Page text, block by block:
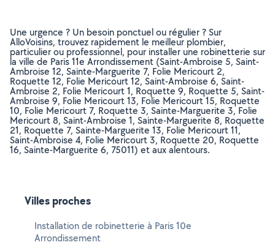
Une urgence ? Un besoin ponctuel ou régulier ? Sur
AlloVoisins, trouvez rapidement le meilleur plombier,
particulier ou professionnel, pour installer une robinetterie sur
la ville de Paris 11e Arrondissement (Saint-Ambroise 5, Saint-
Ambroise 12, Sainte-Marguerite 7, Folie Mericourt 2,
Roquette 12, Folie Mericourt 12, Saint-Ambroise 6, Saint-
Ambroise 2, Folie Mericourt 1, Roquette 9, Roquette 5, Saint-
Ambroise 9, Folie Mericourt 13, Folie Mericourt 15, Roquette
10, Folie Mericourt 7, Roquette 3, Sainte-Marguerite 3, Folie
Mericourt 8, Saint-Ambroise 1, Sainte-Marguerite 8, Roquette
21, Roquette 7, Sainte-Marguerite 13, Folie Mericourt 11,
Saint-Ambroise 4, Folie Mericourt 3, Roquette 20, Roquette
16, Sainte-Marguerite 6, 75011) et aux alentours.
Villes proches
Installation de robinetterie à Paris 10e
Arrondissement